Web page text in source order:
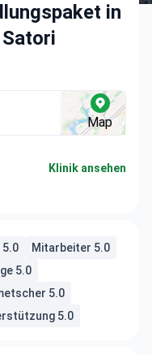
in
Map
Klinik ansehen
Mitarbeiter 5.0
5.0
5.0
5.0